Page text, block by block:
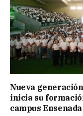
Nueva
inicia su
campus Ensenada